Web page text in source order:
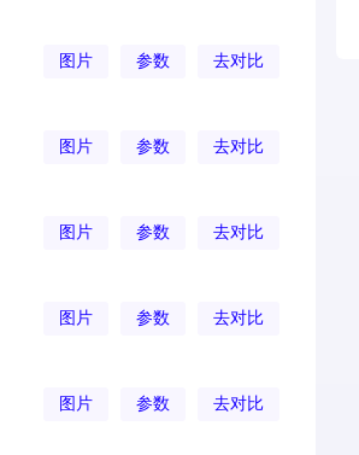
图片 参数 去对比
图片 参数 去对比
图片 参数 去对比
图片 参数 去对比
图片 参数 去对比